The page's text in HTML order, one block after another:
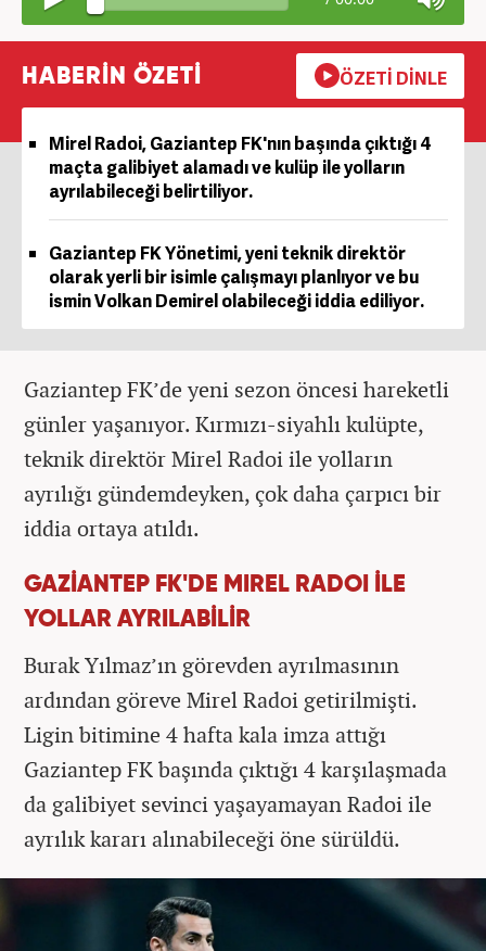
HABERİN ÖZETİ ÖZETİ DİNLE
Mirel Radoi, Gaziantep FK'nın başında çıktığı 4
maçta galibiyet alamadı ve kulüp ile yolların
ayrılabileceği belirtiliyor.
Gaziantep FK Yönetimi, yeni teknik direktör
olarak yerli bir isimle çalışmayı planlıyor ve bu
ismin Volkan Demirel olabileceği iddia ediliyor.
Gaziantep FK’de yeni sezon öncesi hareketli
günler yaşanıyor. Kırmızı-siyahlı kulüpte,
teknik direktör Mirel Radoi ile yolların
ayrılığı gündemdeyken, çok daha çarpıcı bir
iddia ortaya atıldı.
GAZİANTEP FK'DE MIREL RADOI İLE
YOLLAR AYRILABİLİR
Burak Yılmaz’ın görevden ayrılmasının
ardından göreve Mirel Radoi getirilmişti.
Ligin bitimine 4 hafta kala imza attığı
Gaziantep FK başında çıktığı 4 karşılaşmada
da galibiyet sevinci yaşayamayan Radoi ile
ayrılık kararı alınabileceği öne sürüldü.